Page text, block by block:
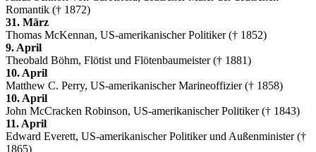
Romantik († 1872)
31. März
Thomas McKennan, US-amerikanischer Politiker († 1852)
9. April
Theobald Böhm, Flötist und Flötenbaumeister († 1881)
10. April
Matthew C. Perry, US-amerikanischer Marineoffizier († 1858)
10. April
John McCracken Robinson, US-amerikanischer Politiker († 1843)
11. April
Edward Everett, US-amerikanischer Politiker und Außenminister (†
1865)